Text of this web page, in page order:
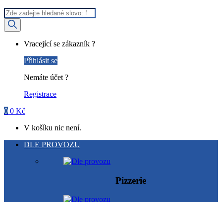
Products
search
Vracející se zákazník ?
Přihlásit se
Nemáte účet ?
Registrace
0 0 Kč
V košíku nic není.
DLE PROVOZU
Pizzerie